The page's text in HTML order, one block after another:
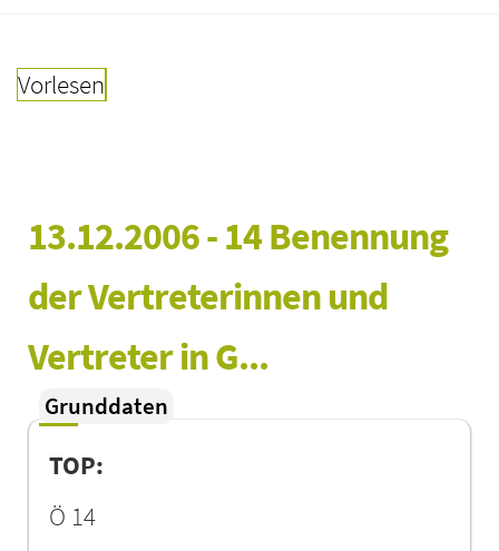
Vorlesen
13.12.2006 - 14 Benennung
der Vertreterinnen und
Vertreter in G...
Grunddaten
TOP:
Ö 14